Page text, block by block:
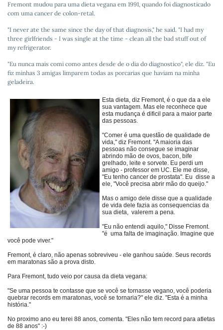
Fremont mudou para uma dieta vegana em 1991, quando foi diagnosticado
com uma cancer de colon-retal.
"I never ate the same since the day of that diagnosis," he said. "I had my
three girlfriends - I was single at the time - clean all the bad stuff out of
my refrigerator.
"Eu nunca mais comi como antes desde de o dia do diagnostico", ele diz. "Eu
fiz minhas 3 amigas limparem todas as porcarias que haviam na minha
geladeira.
Esta dieta, diz Fremont, é o que da a ele
sua vantagem. Mas ele reconhece que
esta mudança é dificil para a maior parte
das pessoas.
"Comer é uma questão de qualidade de
vida," diz Fremont. "A maioria das
pessoas não consegue se imaginar
abrindo mão de ovos, bacon, bife
grelhado, leite e sorvete. Eu perdi um
amigo - professor em UC. Ele me disse,
"Eu tenho cancer de prostata". Eu disse a
ele, "Você precisa abrir mão do queijo."
Mas o amigo dele disse que a qualidade
de vida dele fazia as consequencias da
sua dieta, valerem a pena.
"Eu não entendi aquilo," Disse Fremont.
"é uma falta de imaginação. Imagine que
você pode viver."
Fremont, é claro, não apenas sobreviveu - ele ganhou saúde. Seus records
em maratonas são a prova disto.
Para Fremont, tudo veio por causa da dieta vegana:
"Se uma pessoa te contasse que se você se tornasse vegano, você poderia
quebrar records em maratonas, você se tornaria?" ele diz. "Esta é a minha
história."
No proximo ano eu terei 88 anos, comenta. "Eles não tem record para atletas
de 88 anos" :-)